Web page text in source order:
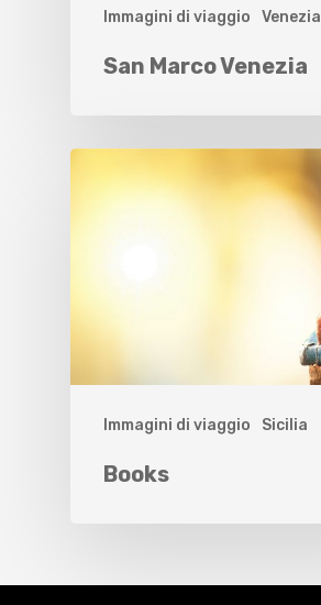
Immagini di viaggio Venezia
San Marco Venezia
Immagini di viaggio Sicilia
Books